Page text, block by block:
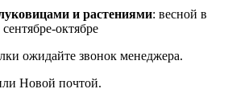
и растениями: весной в
октябре
ожидайте звонок менеджера.
Новой почтой.